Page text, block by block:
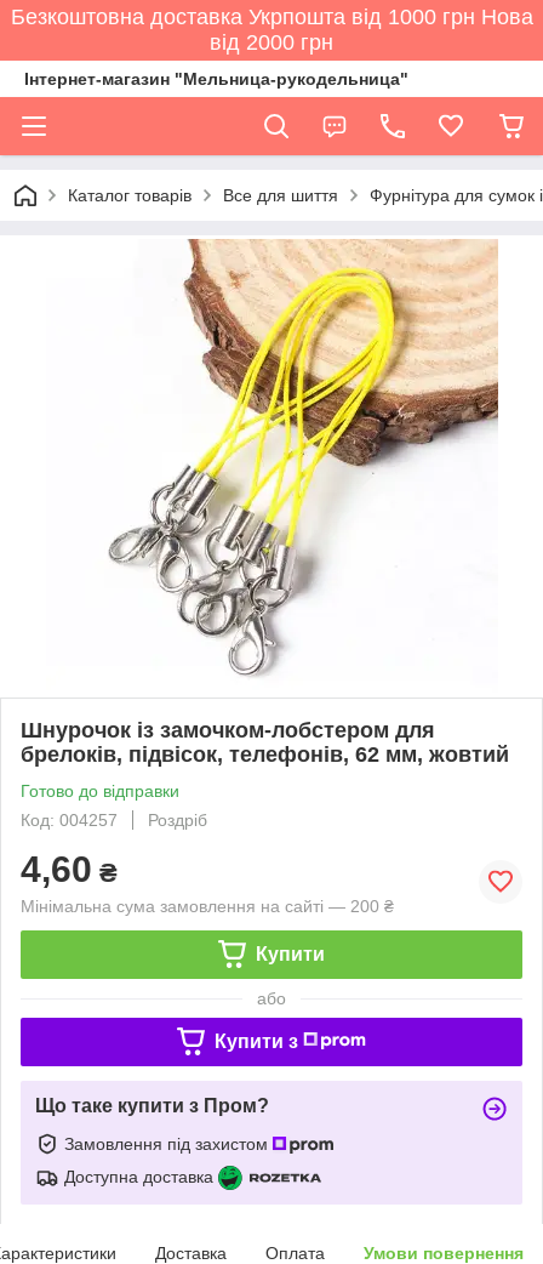
Безкоштовна доставка Укрпошта від 1000 грн Нова
від 2000 грн
Інтернет-магазин "Мельница-рукодельница"
Каталог товарів Все для шиття Фурнітура для сумок
Шнурочок із замочком-лобстером для
брелоків, підвісок, телефонів, 62 мм, жовтий
Готово до відправки
Код: 004257
Роздріб
4,60 ₴
Мінімальна сума замовлення на сайті — 200 ₴
Купити
або
Купити з
Що таке купити з Пром?
Замовлення під захистом
Доступна доставка
Доставка Оплата Умови повернення